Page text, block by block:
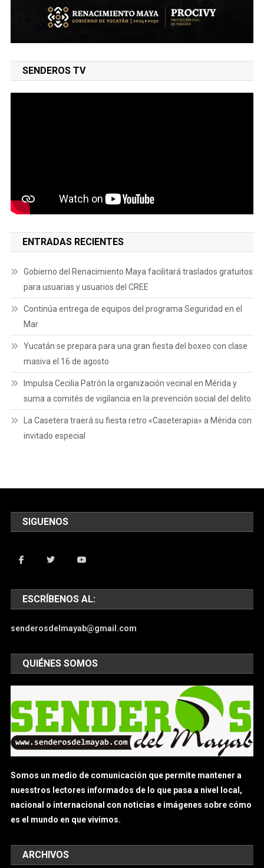
SENDEROS TV
ENTRADAS RECIENTES
Gobierno del Renacimiento Maya facilitará traslados gratuitos
para usuarias y usuarios del CREE
Continúa entrega de equipos del programa Seguridad en el
Mar
Yucatán se prepara para una gran fiesta del boxeo con clase
masiva el 16 de agosto
Impulsa Cecilia Patrón la organización vecinal en Mérida y
suma a comités de vigilancia en la prevención social del delito
La Casetera traerá su fiesta retro «Caseterapia» a Mérida con
invitado especial
SIGUENOS
ESCRÍBENOS AL:
senderosdelmayab@gmail.com
QUIÉNES SOMOS
Somos un medio de comunicación que permite mantener a
nuesstros lectores informados de lo que pasa a nivel local,
nacional o internacional con noticias e imágenes sobre cómo
es el mundo en que vivimos.
ARCHIVOS